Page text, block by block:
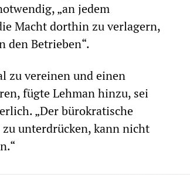
„an jedem
Macht dorthin zu verlagern,
den Betrieben“.
zu vereinen und einen
fügte Lehman hinzu, sei
„Der bürokratische
unterdrücken, kann nicht